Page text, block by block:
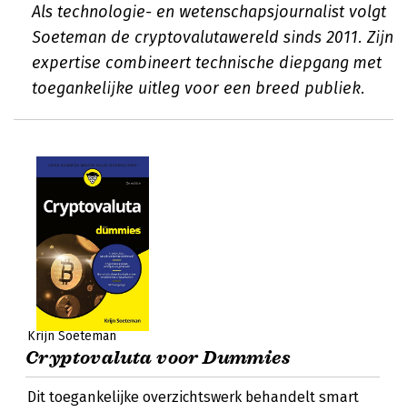
Als technologie- en wetenschapsjournalist volgt
Soeteman de cryptovalutawereld sinds 2011. Zijn
expertise combineert technische diepgang met
toegankelijke uitleg voor een breed publiek.
Krijn Soeteman
Cryptovaluta voor Dummies
Dit toegankelijke overzichtswerk behandelt smart